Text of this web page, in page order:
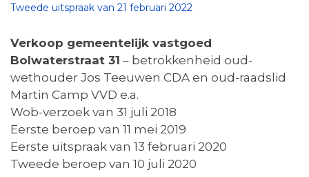
Tweede uitspraak van 21 februari 2022
Verkoop gemeentelijk vastgoed
Bolwaterstraat 31 – betrokkenheid oud-
wethouder Jos Teeuwen CDA en oud-raadslid
Martin Camp VVD e.a.
Wob-verzoek van 31 juli 2018
Eerste beroep van 11 mei 2019
Eerste uitspraak van 13 februari 2020
Tweede beroep van 10 juli 2020